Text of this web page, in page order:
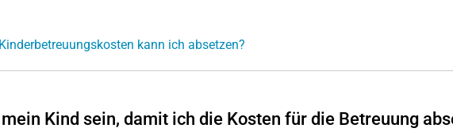
kann ich absetzen?
Kind sein, damit ich die Kosten für die Betreuung